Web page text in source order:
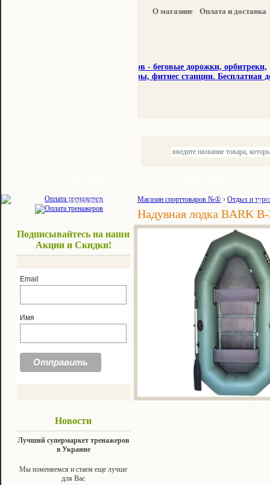
О магазине Оплата и доставка
Красота и здоровье Акции и
Подписывайтесь на наши
Акции и Скидки!
Email
Имя
Новости
Лучший супермаркет тренажеров
в Украине
Мы изменяемся и стаем еще лучше
для Вас
Магазин спорттоваров №① › Отдых и
Надувная лодка BARK